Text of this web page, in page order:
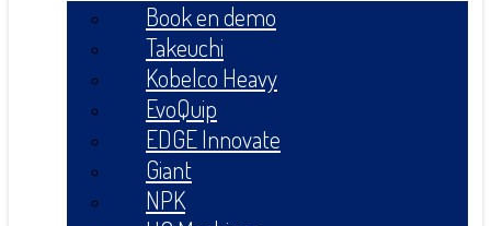
Book en demo
Takeuchi
Kobelco Heavy
EvoQuip
EDGE Innovate
Giant
NPK